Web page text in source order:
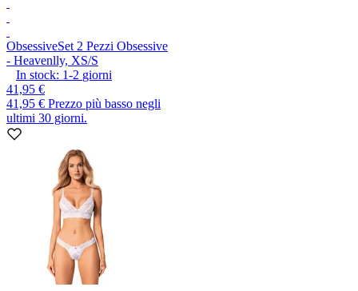
ObsessiveSet 2 Pezzi Obsessive
- Heavenlly, XS/S
In stock: 1-2 giorni
41,95 €
41,95 € Prezzo più basso negli
ultimi 30 giorni.